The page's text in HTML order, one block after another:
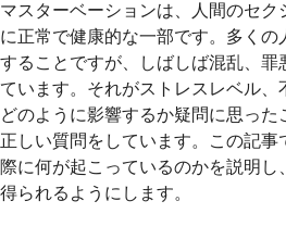
マスターベーションは、人間のセ
に正常で健康的な一部です。多く
することですが、しばしば混乱、
ています。それがストレスレベル、
どのように影響するか疑問に思っ
正しい質問をしています。この記
際に何が起こっているのかを説明
得られるようにします。